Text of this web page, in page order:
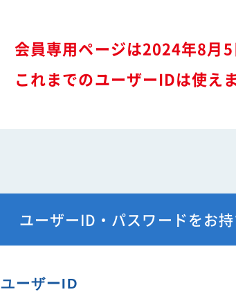
特装車メンテナンスニュース
バン型車安全輸送ニュース
環境対応事例
環境負荷物質
会員専用ページは2024年8月5
これまでのユーザーIDは使え
ユーザーID・パスワードをお
ユーザーID